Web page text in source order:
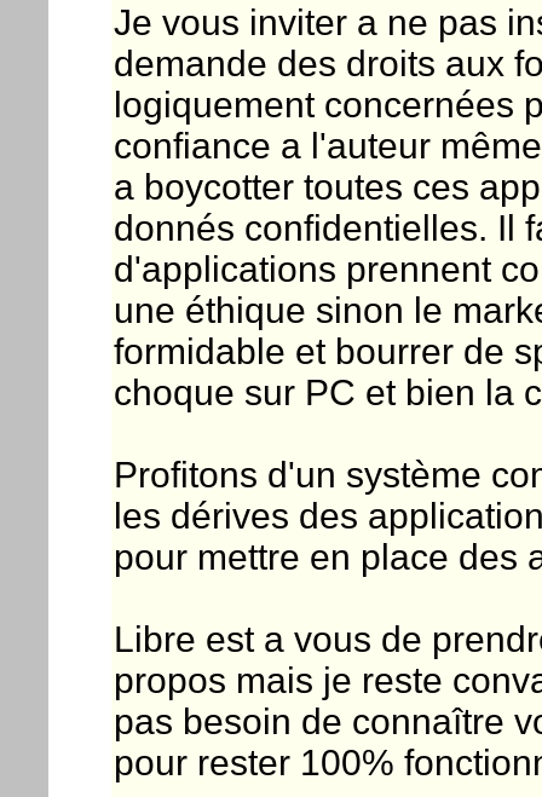
Je vous inviter a ne pas
demande des droits aux
logiquement concernées
confiance a l'auteur
a boycotter toutes ces
donnés confidentielles. Il
d'applications prennent
une éthique sinon le
formidable et bourrer de
choque sur PC et bien la
Profitons d'un système
les dérives des
pour mettre en place des
Libre est a vous de
propos mais je reste
pas besoin de connaître
pour rester 100%